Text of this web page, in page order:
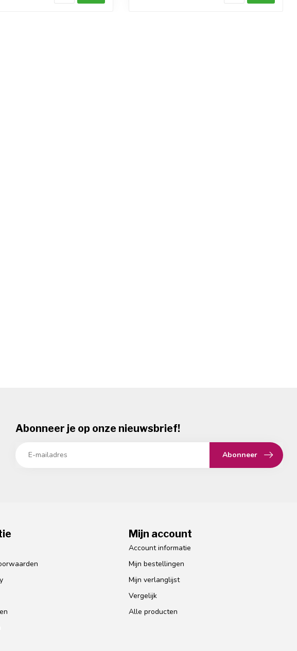
Abonneer je op onze nieuwsbrief!
Abonneer
Mijn account
Account informatie
Mijn bestellingen
Mijn verlanglijst
Vergelijk
Alle producten